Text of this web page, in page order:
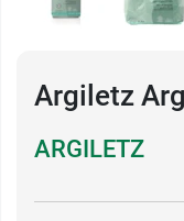
Argiletz
ARGILETZ